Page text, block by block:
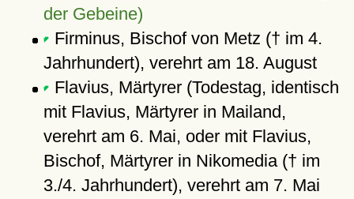
der Gebeine)
Firminus, Bischof von Metz († im 4.
Jahrhundert), verehrt am 18. August
Flavius, Märtyrer (Todestag, identisch
mit Flavius, Märtyrer in Mailand,
verehrt am 6. Mai, oder mit Flavius,
Bischof, Märtyrer in Nikomedia († im
3./4. Jahrhundert), verehrt am 7. Mai